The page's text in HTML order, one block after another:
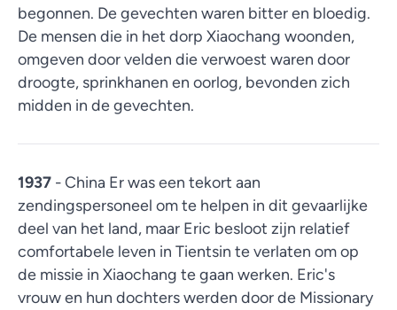
begonnen. De gevechten waren bitter en bloedig.
De mensen die in het dorp Xiaochang woonden,
omgeven door velden die verwoest waren door
droogte, sprinkhanen en oorlog, bevonden zich
midden in de gevechten.
1937 - China Er was een tekort aan
zendingspersoneel om te helpen in dit gevaarlijke
deel van het land, maar Eric besloot zijn relatief
comfortabele leven in Tientsin te verlaten om op
de missie in Xiaochang te gaan werken. Eric's
vrouw en hun dochters werden door de Missionary